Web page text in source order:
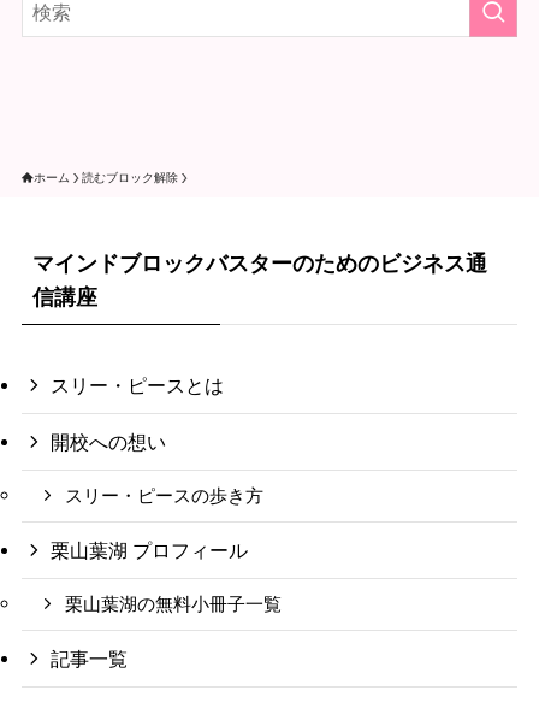
ホーム 読むブロック解除
マインドブロックバスターのためのビジネス通
信講座
スリー・ピースとは
開校への想い
スリー・ピースの歩き方
栗山葉湖 プロフィール
栗山葉湖の無料小冊子一覧
記事一覧